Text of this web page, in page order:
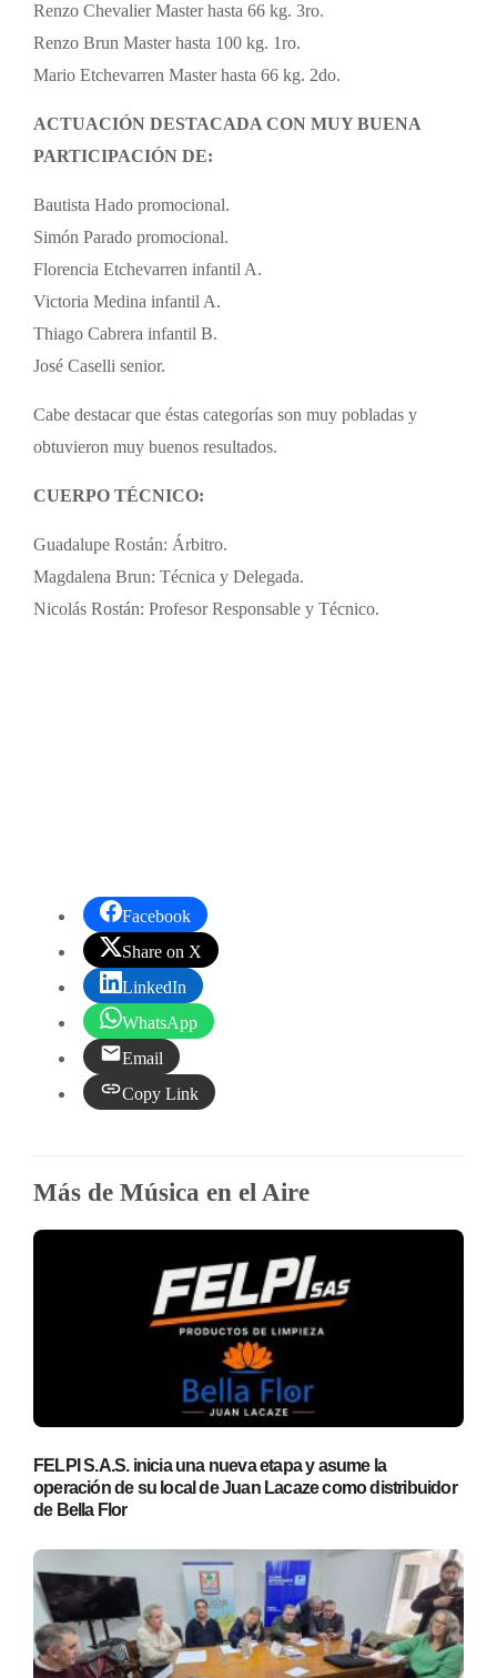
Renzo Chevalier Master hasta 66 kg. 3ro.
Renzo Brun Master hasta 100 kg. 1ro.
Mario Etchevarren Master hasta 66 kg. 2do.
ACTUACIÓN DESTACADA CON MUY BUENA
PARTICIPACIÓN DE:
Bautista Hado promocional.
Simón Parado promocional.
Florencia Etchevarren infantil A.
Victoria Medina infantil A.
Thiago Cabrera infantil B.
José Caselli senior.
Cabe destacar que éstas categorías son muy pobladas y
obtuvieron muy buenos resultados.
CUERPO TÉCNICO:
Guadalupe Rostán: Árbitro.
Magdalena Brun: Técnica y Delegada.
Nicolás Rostán: Profesor Responsable y Técnico.
Facebook
Share on X
LinkedIn
WhatsApp
Email
Copy Link
Más de Música en el Aire
FELPI S.A.S. inicia una nueva etapa y asume la
operación de su local de Juan Lacaze como distribuidor
de Bella Flor